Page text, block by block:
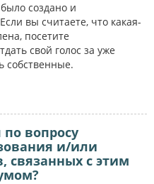
создано и
вы считаете, что какая-
посетите
свой голос за уже
собственные.
вопросу
и/или
связанных с этим